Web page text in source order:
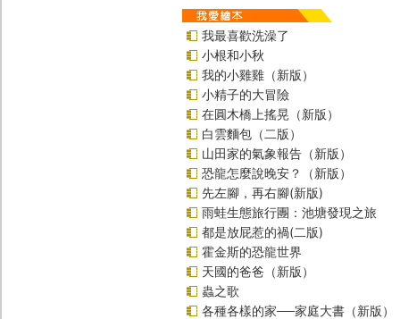
我最喜歡洗澡了
小根和小秋
我的小雞雞（新版）
小精子的大冒險
在圓木橋上搖晃（新版）
白雲麵包（二版）
山田家的氣象報告（新版）
恐龍怎麼說晚安？（新版）
先左腳，再右腳(新版)
雨蛙生態旅行團：池塘發現之旅
都是放屁惹的禍(二版)
霍金斯的恐龍世界
天國的爸爸（新版）
蟲之歌
各種各樣的家──家庭大書（新版）